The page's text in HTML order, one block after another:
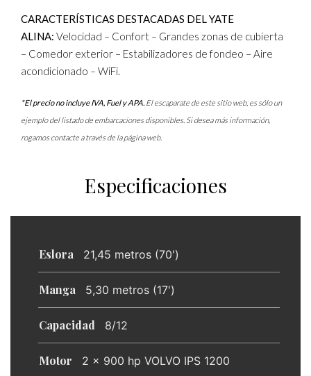
CARACTERÍSTICAS DESTACADAS DEL YATE
ALINA: Velocidad – Confort – Grandes zonas de cubierta
– Comedor exterior – Estabilizadores de fondeo – Aire
acondicionado – WiFi.
*El precio no incluye IVA, Fuel y APA. El escaparate de este sitio web, es sólo un
ejemplo del listado de embarcaciones disponibles. Si desea más información,
rogamos contacte a través de la página web.
Especificaciones
Eslora 21,45 metros (70')
Manga 5,30 metros (17')
Capacidad 8/12
Motor 2 x 900 hp VOLVO IPS 1200